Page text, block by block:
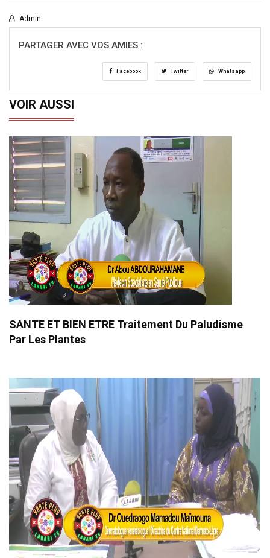
Admin
PARTAGER AVEC VOS AMIES :
Facebook Twitter Whatsapp
VOIR AUSSI
SANTE ET BIEN ETRE Traitement Du Paludisme
Par Les Plantes